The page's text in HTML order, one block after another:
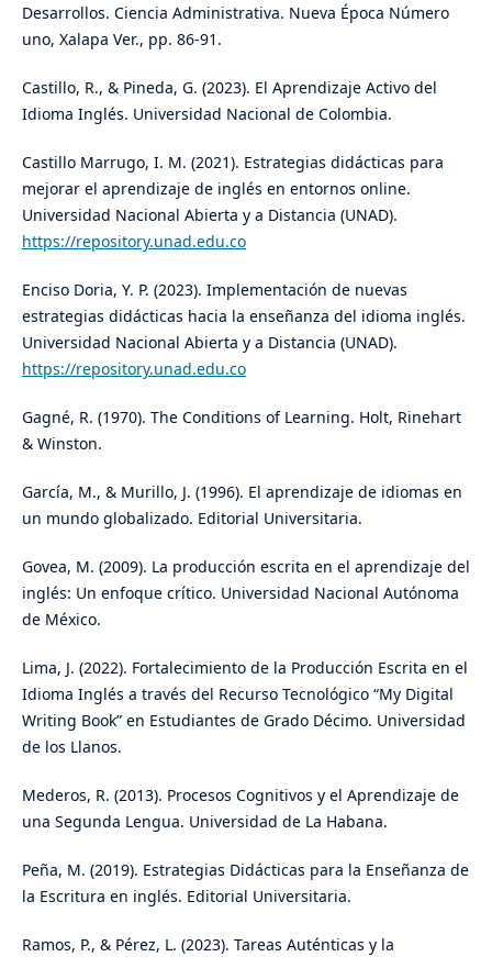
Desarrollos. Ciencia Administrativa. Nueva Época Número
uno, Xalapa Ver., pp. 86-91.
Castillo, R., & Pineda, G. (2023). El Aprendizaje Activo del
Idioma Inglés. Universidad Nacional de Colombia.
Castillo Marrugo, I. M. (2021). Estrategias didácticas para
mejorar el aprendizaje de inglés en entornos online.
Universidad Nacional Abierta y a Distancia (UNAD).
https://repository.unad.edu.co
Enciso Doria, Y. P. (2023). Implementación de nuevas
estrategias didácticas hacia la enseñanza del idioma inglés.
Universidad Nacional Abierta y a Distancia (UNAD).
https://repository.unad.edu.co
Gagné, R. (1970). The Conditions of Learning. Holt, Rinehart
& Winston.
García, M., & Murillo, J. (1996). El aprendizaje de idiomas en
un mundo globalizado. Editorial Universitaria.
Govea, M. (2009). La producción escrita en el aprendizaje del
inglés: Un enfoque crítico. Universidad Nacional Autónoma
de México.
Lima, J. (2022). Fortalecimiento de la Producción Escrita en el
Idioma Inglés a través del Recurso Tecnológico “My Digital
Writing Book” en Estudiantes de Grado Décimo. Universidad
de los Llanos.
Mederos, R. (2013). Procesos Cognitivos y el Aprendizaje de
una Segunda Lengua. Universidad de La Habana.
Peña, M. (2019). Estrategias Didácticas para la Enseñanza de
la Escritura en inglés. Editorial Universitaria.
Ramos, P., & Pérez, L. (2023). Tareas Auténticas y la